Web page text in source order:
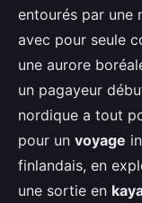
entourés par une
avec pour seule
une aurore
un pagayeur
nordique a tout
pour un voyage
finlandais, en
une sortie en